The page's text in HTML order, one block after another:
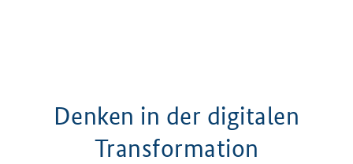
Denken in der digitalen
Transformation